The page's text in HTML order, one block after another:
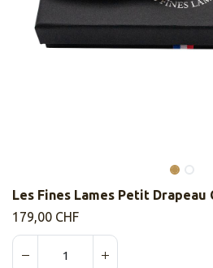
Les Fines Lames Petit Drapeau
179,00 CHF